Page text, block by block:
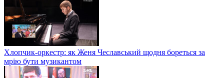
Хлопчик-оркестр: як Женя Чеславський щодня бореться за
мрію бути музикантом